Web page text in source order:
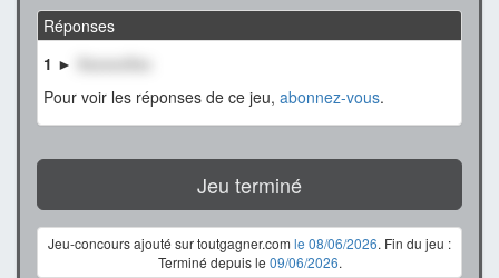
Réponses
1 ►
XxxxxxXxx
Pour voir les réponses de ce jeu, abonnez-vous.
Jeu terminé
Jeu-concours ajouté sur toutgagner.com le 08/06/2026. Fin du jeu :
Terminé depuis le 09/06/2026.